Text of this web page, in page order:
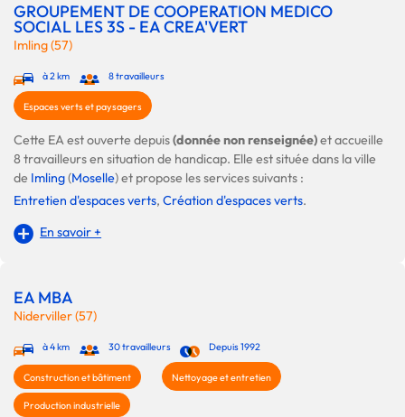
GROUPEMENT DE COOPERATION MEDICO
SOCIAL LES 3S - EA CREA'VERT
Imling (57)
à 2 km 8 travailleurs
Espaces verts et paysagers
Cette EA est ouverte depuis(donnée non renseignée)et accueille
8 travailleurs en situation de handicap. Elle est située dans la ville
de Imling(Moselle) et propose les services suivants :
Entretien d'espaces verts, Création d'espaces verts.
En savoir +
EA MBA
Niderviller (57)
à 4 km 30 travailleurs Depuis 1992
Construction et bâtiment Nettoyage et entretien
Production industrielle